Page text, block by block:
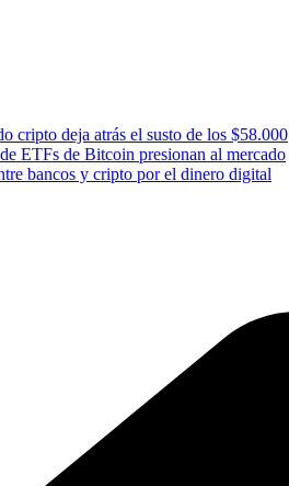
cripto deja atrás el susto de los $58.000
ETFs de Bitcoin presionan al mercado
bancos y cripto por el dinero digital